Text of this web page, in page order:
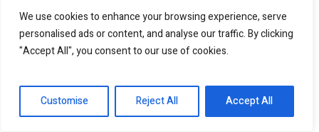
We use cookies to enhance your browsing experience, serve
personalised ads or content, and analyse our traffic. By clicking
"Accept All", you consent to our use of cookies.
Customise Reject All Accept All